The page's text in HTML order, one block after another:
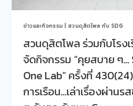
หน่วย
มอง
สายตา
หัวหน้า
งาน
ๆ…
STORY
TALK
ONE
LAB“
ครั้ง
431(25)
ข่าวและกิจกรรม สวนดุสิตโพล กับ SDG
สวนดุสิตโพล ร่วมกับโรงเ
จัดกิจกรรม “คุยสบาย ๆ
One Lab“ ครั้งที่ 430(24)
การเรือน…เล่าเรื่องผ่านร